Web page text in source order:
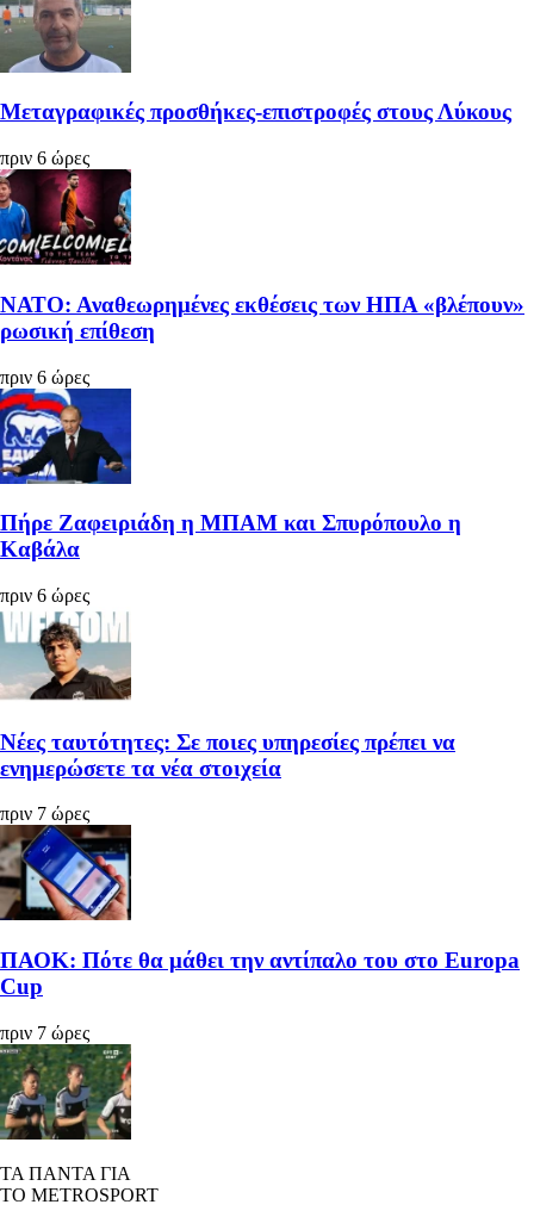
Μεταγραφικές προσθήκες-επιστροφές στους Λύκους
πριν 6 ώρες
ΝΑΤΟ: Αναθεωρημένες εκθέσεις των ΗΠΑ «βλέπουν»
ρωσική επίθεση
πριν 6 ώρες
Πήρε Ζαφειριάδη η ΜΠΑΜ και Σπυρόπουλο η
Καβάλα
πριν 6 ώρες
Νέες ταυτότητες: Σε ποιες υπηρεσίες πρέπει να
ενημερώσετε τα νέα στοιχεία
πριν 7 ώρες
ΠΑΟΚ: Πότε θα μάθει την αντίπαλο του στο Europa
Cup
πριν 7 ώρες
ΤΑ ΠΑΝΤΑ ΓΙΑ
ΤΟ METROSPORT